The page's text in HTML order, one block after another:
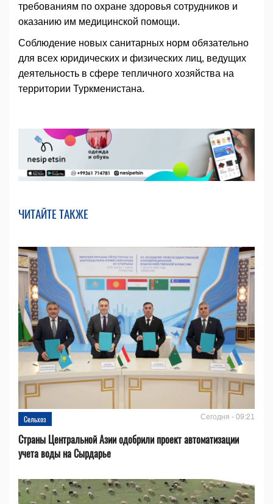
требованиям по охране здоровья сотрудников и
оказанию им медицинской помощи.
Соблюдение новых санитарных норм обязательно
для всех юридических и физических лиц, ведущих
деятельность в сфере тепличного хозяйства на
территории Туркменистана.
ЧИТАЙТЕ ТАКЖЕ
Сельхоз Сегодня - 09:21
Страны Центральной Азии одобрили проект автоматизации
учета воды на Сырдарье